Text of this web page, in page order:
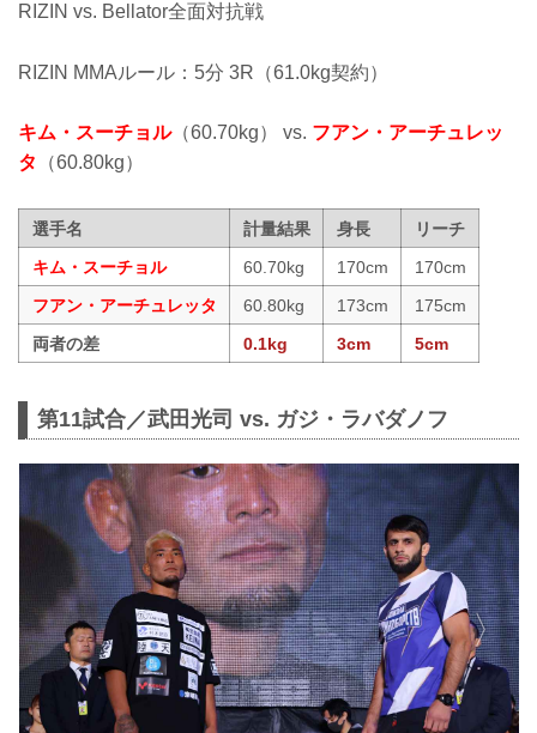
RIZIN vs. Bellator全面対抗戦
RIZIN MMAルール：5分 3R（61.0kg契約）
キム・スーチョル（60.70kg） vs. フアン・アーチュレッ
タ
（60.80kg）
選手名 計量結果 身長
リーチ
キム・スーチョル
60.70kg 170cm
170cm
フアン・アーチュレッタ
60.80kg 173cm
175cm
両者の差
0.1kg 3cm 5cm
第11試合／武田光司 vs. ガジ・ラバダノフ